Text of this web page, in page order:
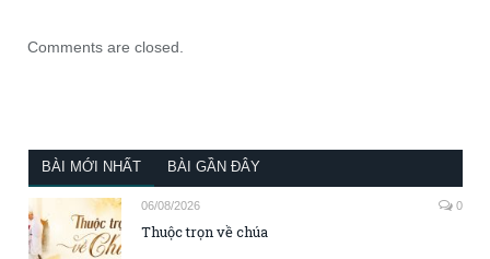
Comments are closed.
BÀI MỚI NHẤT BÀI GẦN ĐÂY
06/08/2026 0
Thuộc trọn về chúa